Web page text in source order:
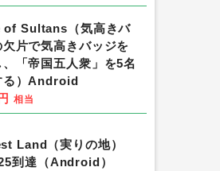
of Sultans（気高きバ
欠片で気高きバッジを
「帝国五人衆」を5名
る）Android
相当
Land（実りの地）
到達（Android）